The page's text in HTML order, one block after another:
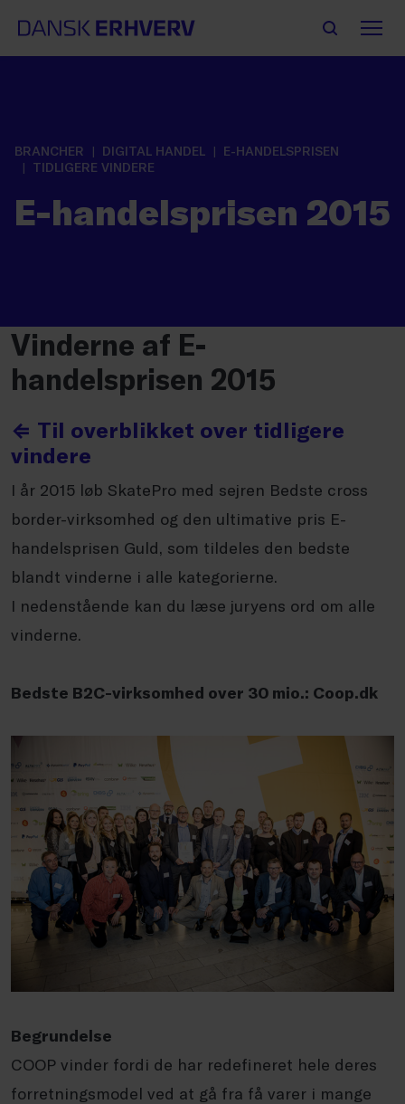
BRANCHER DIGITAL HANDEL
E-HANDELSPRISEN
TIDLIGERE VINDERE
E-handelsprisen 2015
Vinderne af E-
handelsprisen 2015
⇐ Til overblikket over tidligere
vindere
I år 2015 løb SkatePro med sejren Bedste cross
border-virksomhed og den ultimative pris E-
handelsprisen Guld, som tildeles den bedste
blandt vinderne i alle kategorierne.
I nedenstående kan du læse juryens ord om alle
vinderne.
Bedste B2C-virksomhed over 30 mio.: Coop.dk
Begrundelse
COOP vinder fordi de har redefineret hele deres
forretningsmodel ved at gå fra få varer i mange